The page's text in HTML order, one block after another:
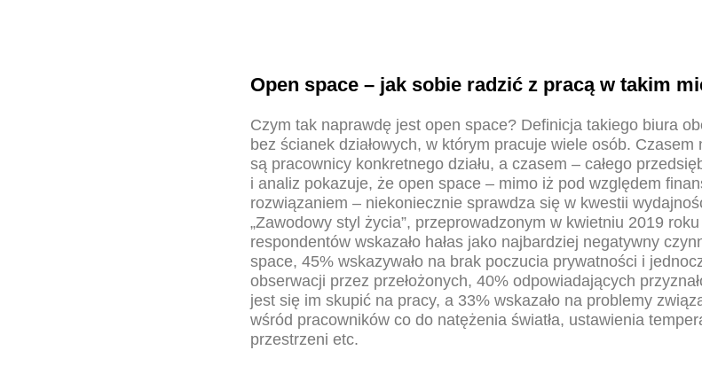
Open space – jak sobie radzić z pracą w takim
Czym tak naprawdę jest open space? Definicja takiego biura
bez ścianek działowych, w którym pracuje wiele osób.
są pracownicy konkretnego działu, a czasem – całego
i analiz pokazuje, że open space – mimo iż pod względem
rozwiązaniem – niekoniecznie sprawdza się w kwestii
„Zawodowy styl życia”, przeprowadzonym w kwietniu 2019
respondentów wskazało hałas jako najbardziej negatywny
space, 45% wskazywało na brak poczucia prywatności i
obserwacji przez przełożonych, 40% odpowiadających
jest się im skupić na pracy, a 33% wskazało na problemy
wśród pracowników co do natężenia światła, ustawienia
przestrzeni etc.